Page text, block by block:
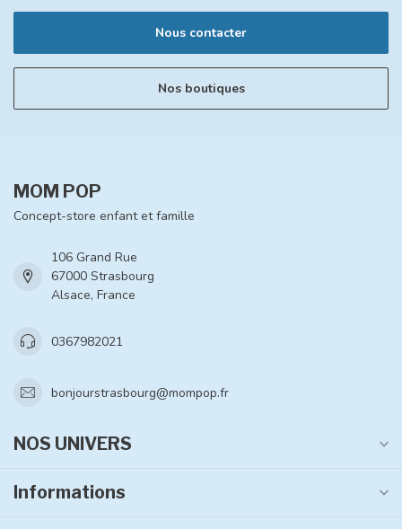
Nous contacter
Nos boutiques
MOM POP
Concept-store enfant et famille
106 Grand Rue
67000 Strasbourg
Alsace, France
0367982021
bonjourstrasbourg@mompop.fr
NOS UNIVERS
Informations